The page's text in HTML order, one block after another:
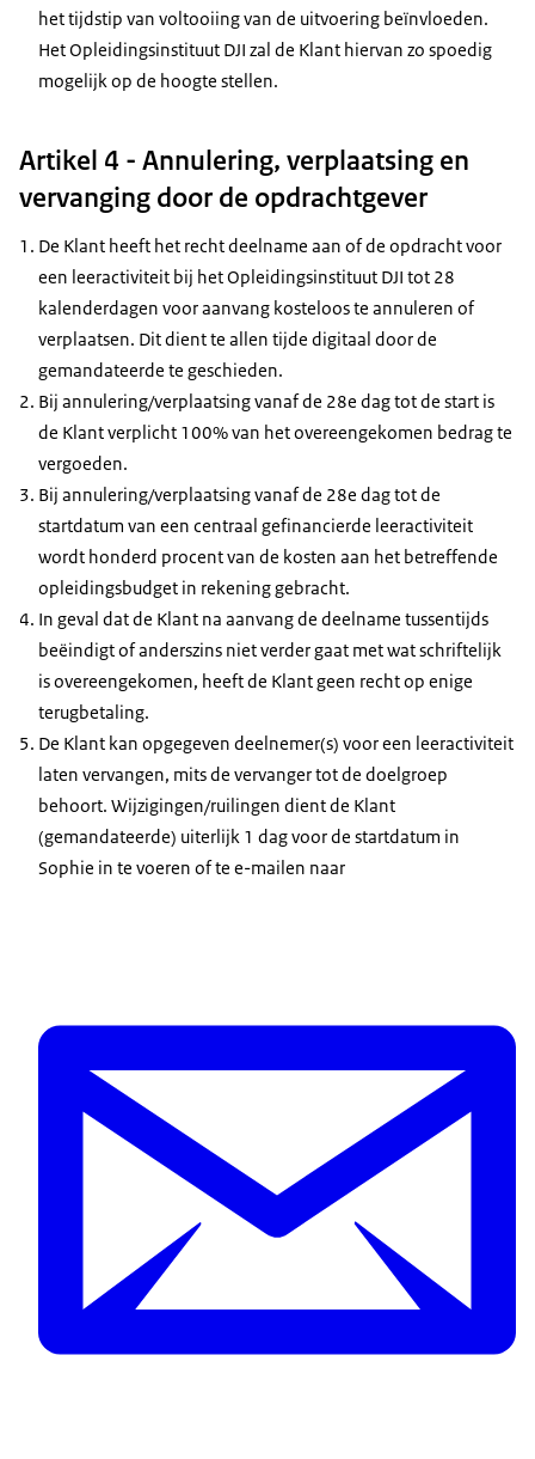
het tijdstip van voltooiing van de uitvoering beïnvloeden.
Het Opleidingsinstituut DJI zal de Klant hiervan zo spoedig
mogelijk op de hoogte stellen.
Artikel 4 - Annulering, verplaatsing en
vervanging door de opdrachtgever
De Klant heeft het recht deelname aan of de opdracht voor
een leeractiviteit bij het Opleidingsinstituut DJI tot 28
kalenderdagen voor aanvang kosteloos te annuleren of
verplaatsen. Dit dient te allen tijde digitaal door de
gemandateerde te geschieden.
Bij annulering/verplaatsing vanaf de 28e dag tot de start is
de Klant verplicht 100% van het overeengekomen bedrag te
vergoeden.
Bij annulering/verplaatsing vanaf de 28e dag tot de
startdatum van een centraal gefinancierde leeractiviteit
wordt honderd procent van de kosten aan het betreffende
opleidingsbudget in rekening gebracht.
In geval dat de Klant na aanvang de deelname tussentijds
beëindigt of anderszins niet verder gaat met wat schriftelijk
is overeengekomen, heeft de Klant geen recht op enige
terugbetaling.
De Klant kan opgegeven deelnemer(s) voor een leeractiviteit
laten vervangen, mits de vervanger tot de doelgroep
behoort. Wijzigingen/ruilingen dient de Klant
(gemandateerde) uiterlijk 1 dag voor de startdatum in
Sophie in te voeren of te e-mailen naar